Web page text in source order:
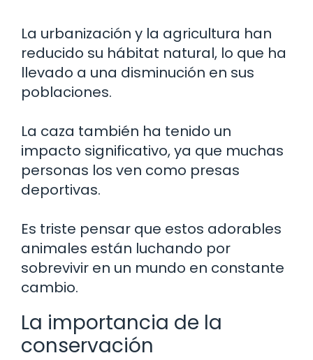
La urbanización y la agricultura han
reducido su hábitat natural, lo que ha
llevado a una disminución en sus
poblaciones.
La caza también ha tenido un
impacto significativo, ya que muchas
personas los ven como presas
deportivas.
Es triste pensar que estos adorables
animales están luchando por
sobrevivir en un mundo en constante
cambio.
La importancia de la
conservación